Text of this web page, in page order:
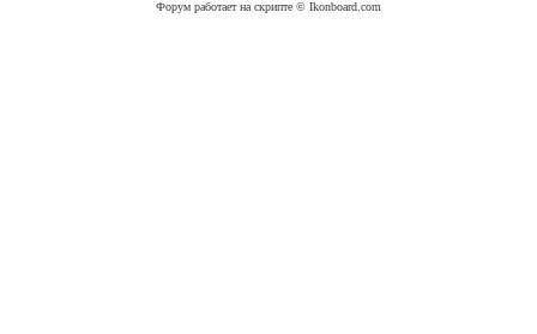
Форум работает на скрипте © Ikonboard.com